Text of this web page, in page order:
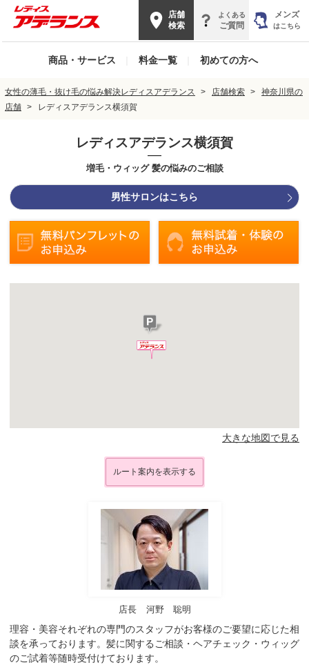
店舗
検索
よくある
ご質問
メンズ
はこちら
商品・サービス 料金一覧 初めての方へ
女性の薄毛・抜け毛の悩み解決レディスアデランス 店舗検索
神奈川県の
店舗
レディスアデランス横須賀
レディスアデランス横須賀
増毛・ウィッグ 髪の悩みのご相談
男性サロンはこちら
大きな地図で見る
ルート案内を表示する
店長 河野 聡明
理容・美容それぞれの専門のスタッフがお客様のご要望に応じた相
談を承っております。髪に関するご相談・ヘアチェック・ウィッグ
のご試着等随時受付けております。